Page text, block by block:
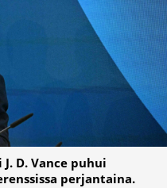
D. Vance puhui
perjantaina.